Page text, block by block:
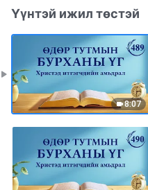
Үүнтэй ижил төстэй
8:07